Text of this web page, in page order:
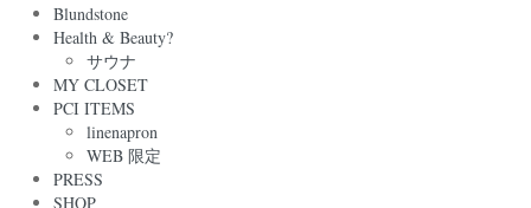
Blundstone
Health & Beauty?
サウナ
MY CLOSET
PCI ITEMS
linenapron
WEB 限定
PRESS
SHOP